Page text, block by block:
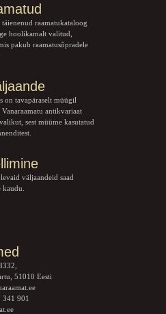
täienenud raamatukataloog
hoolikamalt valitud,
pakub raamatusõpradele
on tavapäraselt müügil
antikvariaat
sest müüme kasutatud
väljaandeid saad
51010 Eesti
341 901